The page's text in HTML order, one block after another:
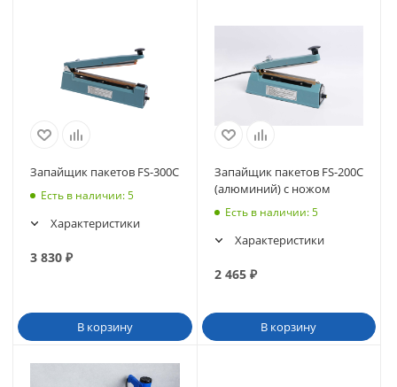
Запайщик пакетов FS-300С
Есть в наличии: 5
Характеристики
3 830 ₽
В корзину
Запайщик пакетов FS-200С
(алюминий) с ножом
Есть в наличии: 5
Характеристики
2 465₽
В корзину